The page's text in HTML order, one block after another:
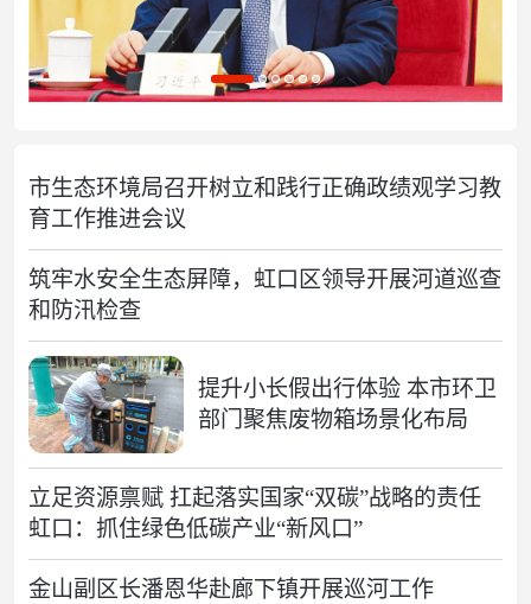
市生态环境局召开树立和践行正确政绩观学习教
育工作推进会议
筑牢水安全生态屏障，虹口区领导开展河道巡查
和防汛检查
提升小长假出行体验 本市环卫
部门聚焦废物箱场景化布局
立足资源禀赋 扛起落实国家“双碳”战略的责任
虹口：抓住绿色低碳产业“新风口”
金山副区长潘恩华赴廊下镇开展巡河工作